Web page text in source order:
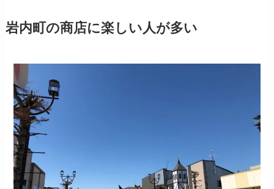
岩内町の商店に楽しい人が多い